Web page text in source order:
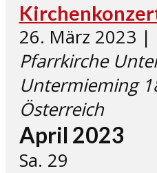
26. März 2023 |
Pfarrkirche
Untermieming
Österreich
April 2023
Sa. 29